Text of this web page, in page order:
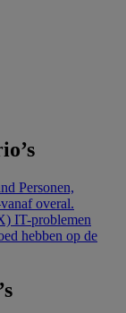
Personen,
overal.
IT-problemen
hebben op de